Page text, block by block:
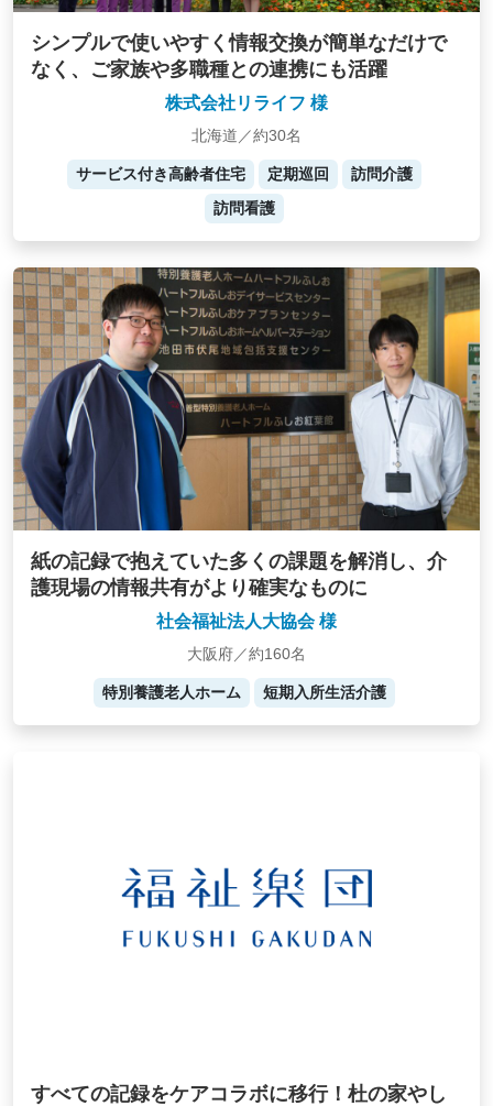
シンプルで使いやすく情報交換が簡単なだけで
なく、ご家族や多職種との連携にも活躍
株式会社リライフ 様
北海道／約30名
サービス付き高齢者住宅 定期巡回
訪問介護
訪問看護
紙の記録で抱えていた多くの課題を解消し、介
護現場の情報共有がより確実なものに
社会福祉法人大協会 様
大阪府／約160名
特別養護老人ホーム 短期入所生活介護
すべての記録をケアコラボに移行！杜の家やし